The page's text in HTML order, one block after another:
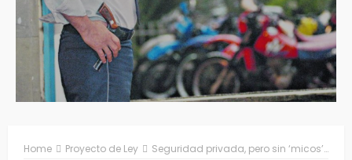
Home Proyecto de Ley Seguridad privada, pero sin ‘micos’ pide el Superindustria